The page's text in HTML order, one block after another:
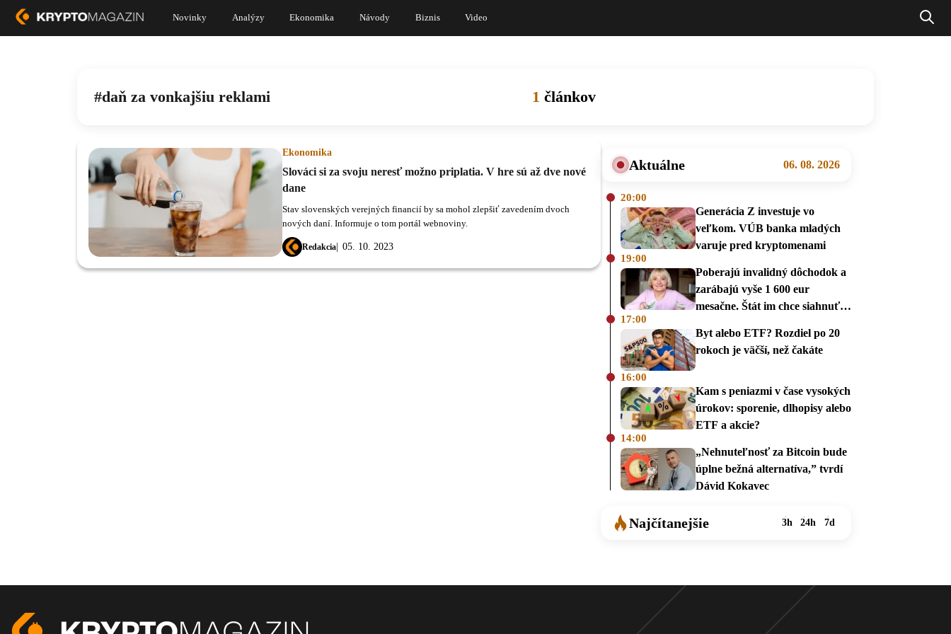
Novinky Analýzy Ekonomika Návody Biznis Video
daň za vonkajšiu reklami 1 článkov
Ekonomika
Slováci si za svoju neresť možno priplatia. V hre sú až dve nové
dane
Redakcia 05. 10. 2023
Stav slovenských verejných financií by sa mohol zlepšiť zavedením dvoch
nových daní. Informuje o tom portál webnoviny.
Aktuálne 06. 08. 2026
20:00
Generácia Z investuje vo
veľkom. VÚB banka mladých
varuje pred kryptomenami
19:00
Poberajú invalidný dôchodok a
zarábajú vyše 1 600 eur
mesačne. Štát im chce siahnuť
17:00
Byt alebo ETF? Rozdiel po 20
rokoch je väčší, než čakáte
16:00
Kam s peniazmi v čase vysokých
úrokov: sporenie, dlhopisy alebo
ETF a akcie?
14:00
„Nehnuteľnosť za Bitcoin bude
úplne bežná alternatíva,” tvrdí
Dávid Kokavec
Najčítanejšie 3h 24h 7d